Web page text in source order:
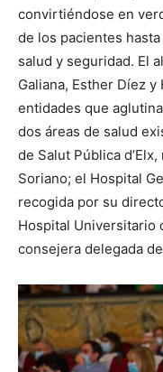
convirtiéndose en
de los pacientes
salud y seguridad. El
Galiana, Esther Díez
entidades que
dos áreas de salud
de Salut Pública
Soriano; el Hospital
recogida por su
Hospital Universitario
consejera delegada